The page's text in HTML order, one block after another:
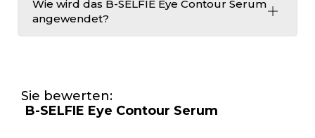
Wie wird das B-SELFIE Eye Contour Serum
angewendet?
Sie bewerten:
B-SELFIE Eye Contour Serum